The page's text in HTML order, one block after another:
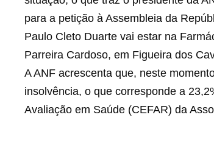
para a petição à Assembleia da
Paulo Cleto Duarte vai estar na
Parreira Cardoso, em Figueira dos
A ANF acrescenta que, neste
insolvência, o que corresponde a
Avaliação em Saúde (CEFAR) da